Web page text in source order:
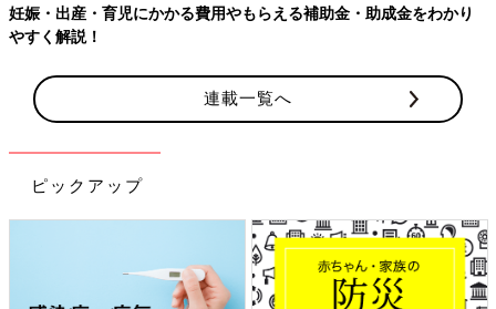
妊娠・出産・育児にかかる費用やもらえる補助金・助成金をわかり
やすく解説！
連載一覧へ
ピックアップ